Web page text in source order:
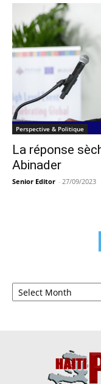
Perspective & Politique
La réponse
Abinader
Senior Editor - 27/09/2023
Archives